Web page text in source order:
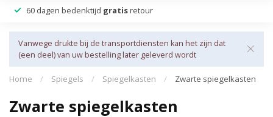
60 dagen bedenktijd gratis retour
Vanwege drukte bij de transportdiensten kan het zijn dat
(een deel) van uw bestelling later geleverd wordt
Home / Spiegels / Spiegelkasten / Zwarte spiegelkasten
Zwarte spiegelkasten